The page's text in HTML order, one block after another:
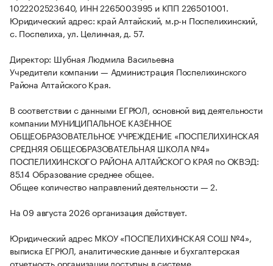
1022202523640, ИНН 2265003995 и КПП 226501001.
Юридический адрес: край Алтайский, м.р-н Поспелихинский,
с. Поспелиха, ул. Целинная, д. 57.
Директор: Шубная Людмила Васильевна
Учредители компании — Администрация Поспелихинского
Района Алтайского Края.
В соответствии с данными ЕГРЮЛ, основной вид деятельности
компании МУНИЦИПАЛЬНОЕ КАЗЁННОЕ
ОБЩЕОБРАЗОВАТЕЛЬНОЕ УЧРЕЖДЕНИЕ «ПОСПЕЛИХИНСКАЯ
СРЕДНЯЯ ОБЩЕОБРАЗОВАТЕЛЬНАЯ ШКОЛА №4»
ПОСПЕЛИХИНСКОГО РАЙОНА АЛТАЙСКОГО КРАЯ по ОКВЭД:
85.14 Образование среднее общее.
Общее количество направлений деятельности — 2.
На 09 августа 2026 организация действует.
Юридический адрес МКОУ «ПОСПЕЛИХИНСКАЯ СОШ №4»,
выписка ЕГРЮЛ, аналитические данные и бухгалтерская
отчетность организации доступны в системе.